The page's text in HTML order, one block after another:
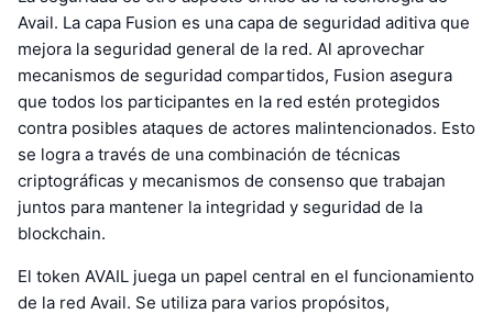
Avail. La capa Fusion es una capa de seguridad aditiva que
mejora la seguridad general de la red. Al aprovechar
mecanismos de seguridad compartidos, Fusion asegura
que todos los participantes en la red estén protegidos
contra posibles ataques de actores malintencionados. Esto
se logra a través de una combinación de técnicas
criptográficas y mecanismos de consenso que trabajan
juntos para mantener la integridad y seguridad de la
blockchain.
El token AVAIL juega un papel central en el funcionamiento
de la red Avail. Se utiliza para varios propósitos,